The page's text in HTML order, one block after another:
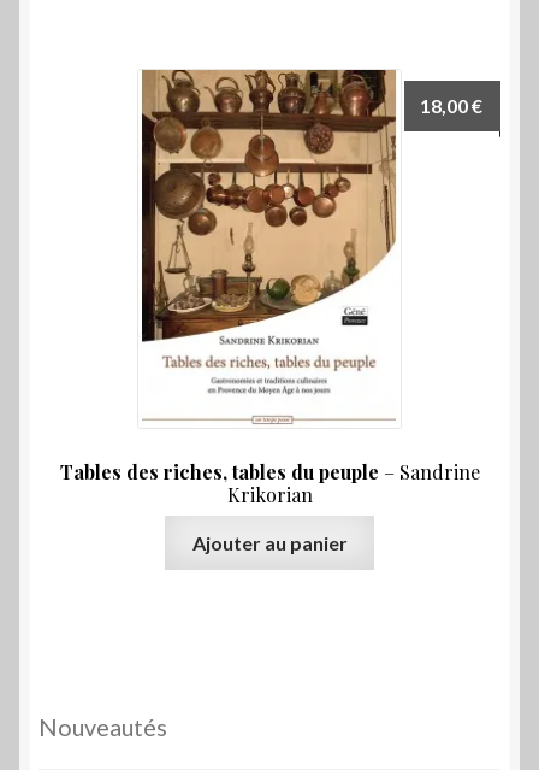
Tables des riches, tables du peuple – Sandrine
Krikorian
18,00€
Ajouter au panier
Nouveautés